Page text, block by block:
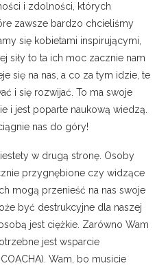
i zdolności, których
zawsze bardzo chcieliśmy
się kobietami inspirującymi,
siły to ta ich moc zacznie nam
się na nas, a co za tym idzie, te
i się rozwijać. To ma swoje
i jest poparte naukową wiedzą.
nas do góry!
w drugą stronę. Osoby
przygnębione czy widzące
mogą przenieść na nas swoje
być destrukcyjne dla naszej
jest ciężkie. Zarówno Wam
jest wsparcie
Wam, bo musicie